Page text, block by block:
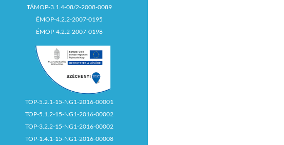
TÁMOP-3.1.4-08/2-2008-0089
ÉMOP-4.2.2-2007-0195
ÉMOP-4.2.2-2007-0198
TOP-5.2.1-15-NG1-2016-00001
TOP-5.1.2-15-NG1-2016-00002
TOP-3.2.2-15-NG1-2016-00002
TOP-1.4.1-15-NG1-2016-00008